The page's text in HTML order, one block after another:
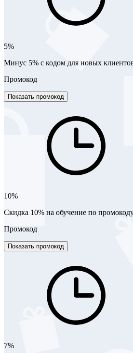
5%
Минус 5% с кодом для новых
Промокод
Показать промокод
10%
Скидка 10% на обучение по
Промокод
Показать промокод
7%